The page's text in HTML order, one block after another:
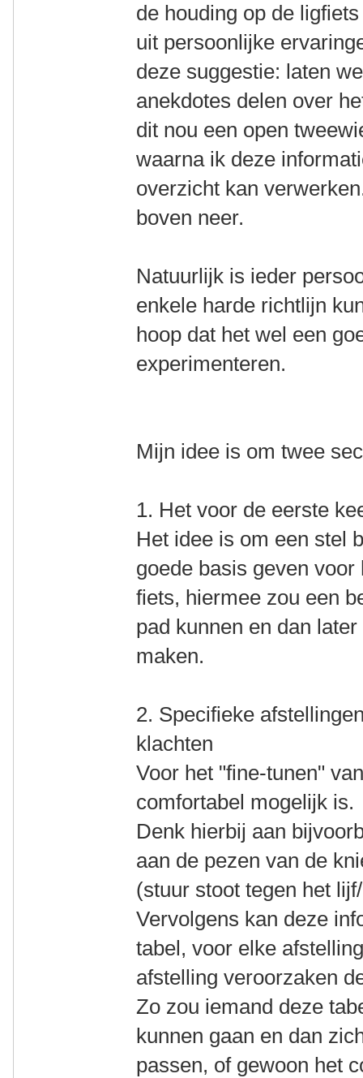
de houding op de
uit persoonlijke
deze suggestie: laten
anekdotes delen over
dit nou een open
waarna ik deze
overzicht kan
boven neer.
Natuurlijk is ieder
enkele harde richtlijn
hoop dat het wel een
experimenteren.
Mijn idee is om twee
1. Het voor de eerste
Het idee is om een stel
goede basis geven
fiets, hiermee zou een
pad kunnen en dan
maken.
2. Specifieke
klachten
Voor het "fine-tunen"
comfortabel mogelijk is.
Denk hierbij aan
aan de pezen van de
(stuur stoot tegen het
Vervolgens kan deze
tabel, voor elke
afstelling veroorzaken
Zo zou iemand deze
kunnen gaan en dan
passen, of gewoon het